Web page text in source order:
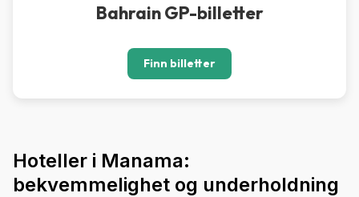
Bahrain GP-billetter
Finn billetter
Hoteller i Manama:
bekvemmelighet og underholdning